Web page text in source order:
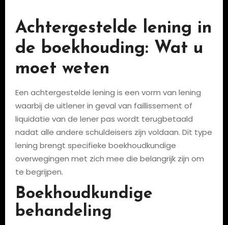
Achtergestelde lening in
de boekhouding: Wat u
moet weten
Een achtergestelde lening is een vorm van lening
waarbij de uitlener in geval van faillissement of
liquidatie van de lener pas wordt terugbetaald
nadat alle andere schuldeisers zijn voldaan. Dit type
lening brengt specifieke boekhoudkundige
overwegingen met zich mee die belangrijk zijn om
te begrijpen.
Boekhoudkundige
behandeling